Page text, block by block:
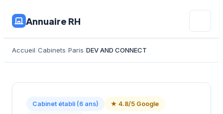
Annuaire RH
Accueil Cabinets Paris DEV AND CONNECT
Cabinet établi (6 ans)
★ 4.8/5 Google